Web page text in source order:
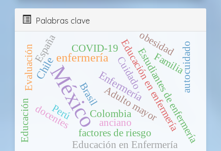
Palabras clave
México
enfermería
Chile
Enfermería
ColombiaEducación en enfermería
España Estudiantes de enfermería
Adulto mayor
Perú
Brasil
Cuidado
factores de riesgo
COVID-19
Evaluación Familia
obesidad
anciano
docentes
Educación
autocuidado
Educación en Enfermería